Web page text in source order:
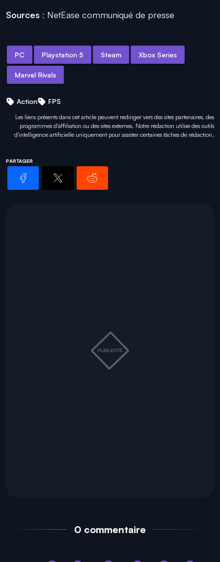
Sources : NetEase communiqué de presse
PC Playstation 5 Steam Xbox Series
Marvel Rivals
Action FPS
Les liens présents dans cet article peuvent rediriger vers des sites partenaires, des
programmes d'affiliation ou des sites externes. Notre rédaction utilise des outils
d'intelligence artificielle uniquement pourassister certaines tâches de rédaction.
PARTAGER
0 commentaire